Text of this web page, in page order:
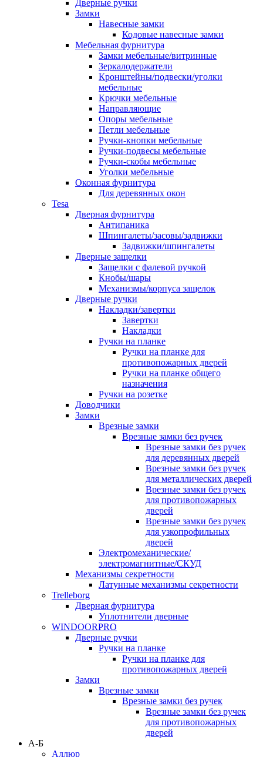
Дверные ручки
Замки
Навесные замки
Кодовые навесные замки
Мебельная фурнитура
Замки мебельные/витринные
Зеркалодержатели
Кронштейны/подвески/уголки
мебельные
Крючки мебельные
Направляющие
Опоры мебельные
Петли мебельные
Ручки-кнопки мебельные
Ручки-подвесы мебельные
Ручки-скобы мебельные
Уголки мебельные
Оконная фурнитура
Для деревянных окон
Tesa
Дверная фурнитура
Антипаника
Шпингалеты/засовы/задвижки
Задвижки/шпингалеты
Дверные защелки
Защелки с фалевой ручкой
Кнобы/шары
Механизмы/корпуса защелок
Дверные ручки
Накладки/завертки
Завертки
Накладки
Ручки на планке
Ручки на планке для
противопожарных дверей
Ручки на планке общего
назначения
Ручки на розетке
Доводчики
Замки
Врезные замки
Врезные замки без ручек
Врезные замки без ручек
для деревянных дверей
Врезные замки без ручек
для металлических дверей
Врезные замки без ручек
для противопожарных
дверей
Врезные замки без ручек
для узкопрофильных
дверей
Электромеханические/
электромагнитные/СКУД
Механизмы секретности
Латунные механизмы секретности
Trelleborg
Дверная фурнитура
Уплотнители дверные
WINDOORPRO
Дверные ручки
Ручки на планке
Ручки на планке для
противопожарных дверей
Замки
Врезные замки
Врезные замки без ручек
Врезные замки без ручек
для противопожарных
дверей
А-Б
Аллюр